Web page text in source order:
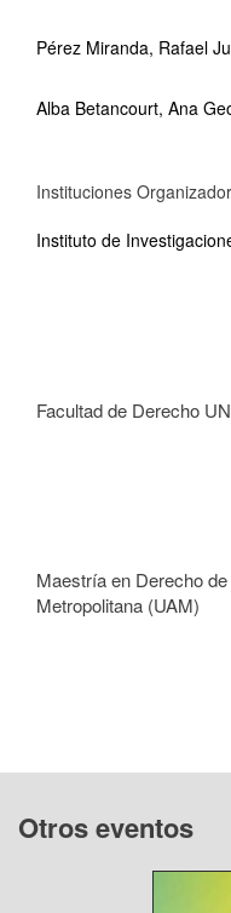
Pérez Miranda, Rafael
Alba Betancourt, Ana
Instituciones
Instituto de
Facultad de Derecho
Maestría en Derecho
Metropolitana (UAM)
Otros eventos